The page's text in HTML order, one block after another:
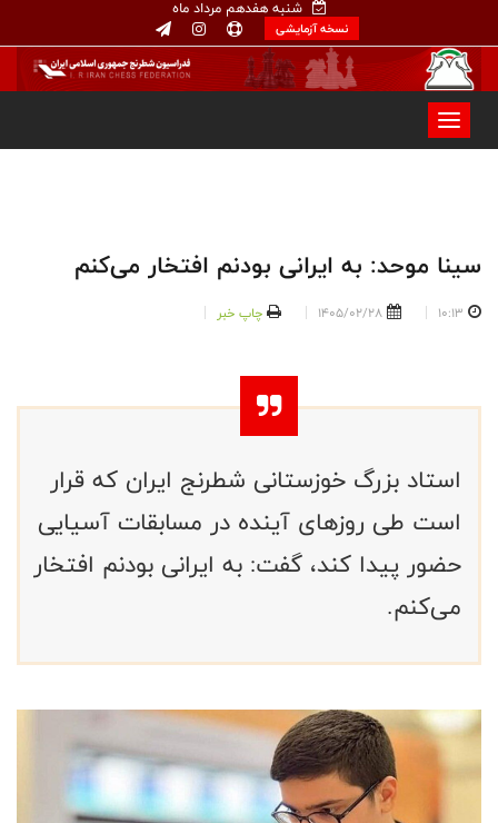
شنبه هفدهم مرداد ماه
نسخه آزمایشی
سینا موحد: به ایرانی بودنم افتخار می‌کنم
10:13
1405/02/28 چاپ خبر
استاد بزرگ خوزستانی شطرنج ایران که قرار
است طی روزهای آینده در مسابقات آسیایی
حضور پیدا کند، گفت: به ایرانی بودنم افتخار
می‌کنم.